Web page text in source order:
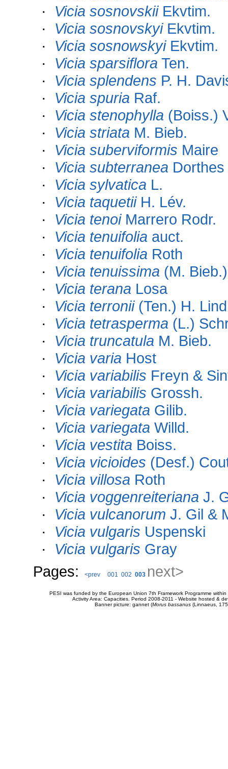
· Vicia sosnovskiiEkvtim.
· Vicia sosnovskyiEkvtim.
· Vicia sosnowskyiEkvtim.
· Vicia sparsiflora Ten.
· Vicia splendens P. H.
· Vicia spuria Raf.
· Vicia stenophylla (Boiss.)
· Vicia striata M. Bieb.
· Vicia suberviformis Maire
· Vicia subterranea Dorthes
· Vicia sylvatica L.
· Vicia taquetiiH. Lév.
· Vicia tenoiMarrero Rodr.
· Vicia tenuifolia auct.
· Vicia tenuifolia Roth
· Vicia tenuissima (M.
· Vicia terana Losa
· Vicia terronii(Ten.) H.
· Vicia tetrasperma (L.)
· Vicia truncatula M. Bieb.
· Vicia varia Host
· Vicia variabilis Freyn &
· Vicia variabilis Grossh.
· Vicia variegata Gilib.
· Vicia variegata Willd.
· Vicia vestita Boiss.
· Vicia vicioides (Desf.)
· Vicia villosa Roth
· Vicia voggenreiteriana J.
· Vicia vulcanorum J. Gil &
· Vicia vulgaris Uspenski
· Vicia vulgaris Gray
Pages:
<prev 001 002 003 next>
PESI was funded by the European Union 7th Framework Programme
Activity Area: Capacities. Period 2008-2011 - Website hosted &
Banner picture: gannet (Morus bassanus(Linnaeus,